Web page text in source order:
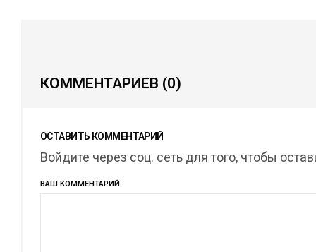
КОММЕНТАРИЕВ (0)
ОСТАВИТЬ КОММЕНТАРИЙ
Войдите через соц. сеть для того, чтобы
ВАШ КОММЕНТАРИЙ